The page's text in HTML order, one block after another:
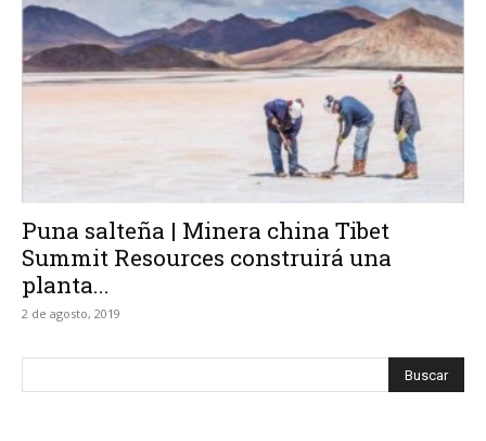
Puna salteña | Minera china Tibet
Summit Resources construirá una
planta...
2 de agosto, 2019